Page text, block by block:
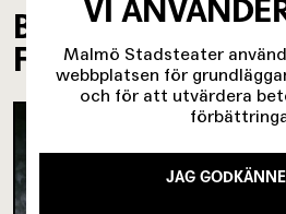
BILDER FRÅN
VI
Malmö Stadsteater
webbplatsen för
och för att utvärdera
JAG